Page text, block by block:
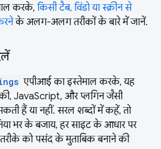
करके, किसी टैब, विंडो या स्क्रीन से
के अलग-अलग तरीकों के बारे में जानें.
एपीआई का इस्तेमाल करके, यह
JavaScript, और प्लगिन जैसी
हैं या नहीं. सरल शब्दों में कहें, तो
भर के बजाय, हर साइट के आधार पर
को पसंद के मुताबिक बनाने की